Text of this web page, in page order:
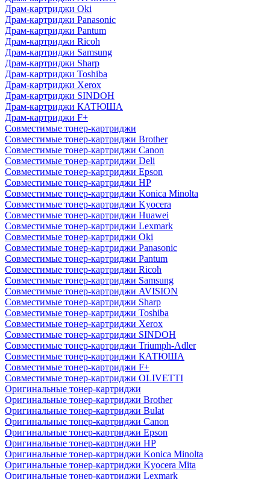
Драм-картриджи Oki
Драм-картриджи Panasonic
Драм-картриджи Pantum
Драм-картриджи Ricoh
Драм-картриджи Samsung
Драм-картриджи Sharp
Драм-картриджи Toshiba
Драм-картриджи Xerox
Драм-картриджи SINDOH
Драм-картриджи КАТЮША
Драм-картриджи F+
Совместимые тонер-картриджи
Совместимые тонер-картриджи Brother
Совместимые тонер-картриджи Canon
Совместимые тонер-картриджи Deli
Совместимые тонер-картриджи Epson
Совместимые тонер-картриджи HP
Совместимые тонер-картриджи Konica Minolta
Совместимые тонер-картриджи Kyocera
Совместимые тонер-картриджи Huawei
Совместимые тонер-картриджи Lexmark
Совместимые тонер-картриджи Oki
Совместимые тонер-картриджи Panasonic
Совместимые тонер-картриджи Pantum
Совместимые тонер-картриджи Ricoh
Совместимые тонер-картриджи Samsung
Совместимые тонер-картриджи AVISION
Совместимые тонер-картриджи Sharp
Совместимые тонер-картриджи Toshiba
Совместимые тонер-картриджи Xerox
Совместимые тонер-картриджи SINDOH
Совместимые тонер-картриджи Triumph-Adler
Совместимые тонер-картриджи КАТЮША
Совместимые тонер-картриджи F+
Совместимые тонер-картриджи OLIVETTI
Оригинальные тонер-картриджи
Оригинальные тонер-картриджи Brother
Оригинальные тонер-картриджи Bulat
Оригинальные тонер-картриджи Canon
Оригинальные тонер-картриджи Epson
Оригинальные тонер-картриджи HP
Оригинальные тонер-картриджи Konica Minolta
Оригинальные тонер-картриджи Kyocera Mita
Оригинальные тонер-картриджи Lexmark